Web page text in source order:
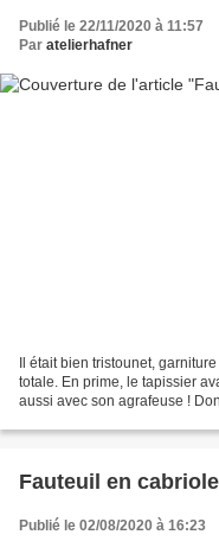
Publié le 22/11/2020 à 11:57
Par atelierhafner
Il était bien tristounet,
totale. En prime, le tapissier
aussi avec son agrafeuse !
Fauteuil en
Publié le 02/08/2020 à 16:23